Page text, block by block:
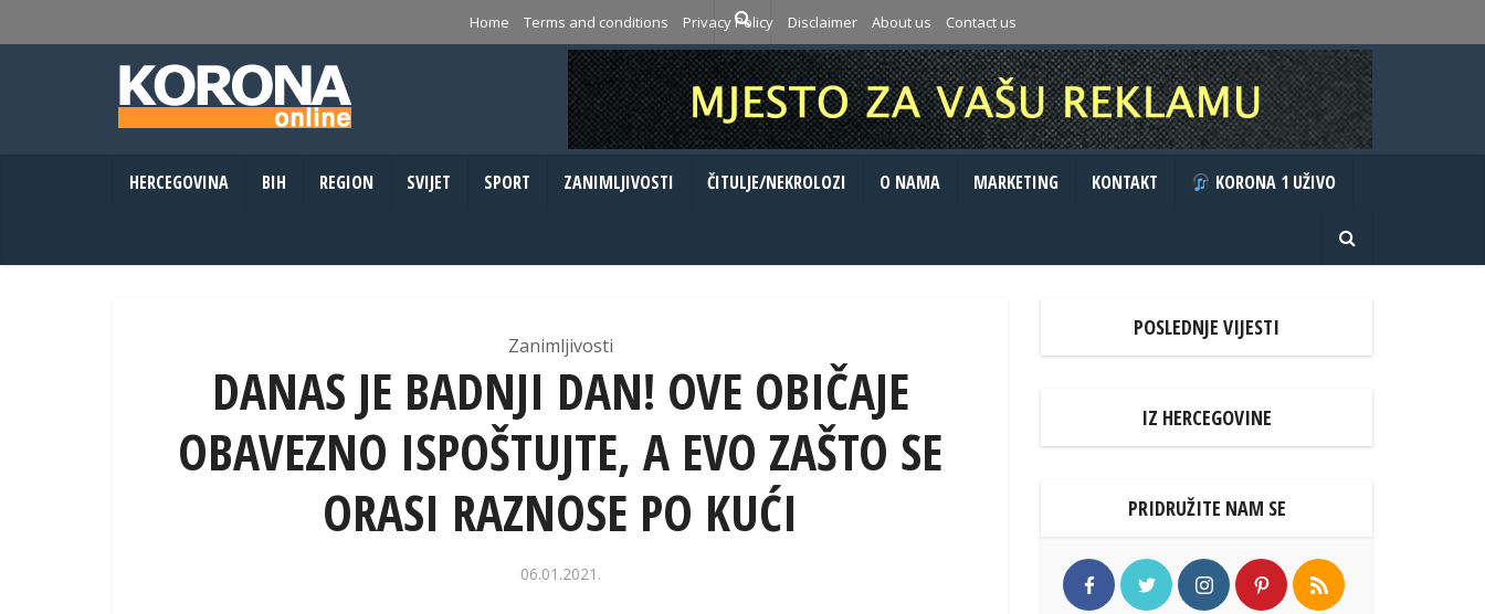
Home Terms and conditions Privacy Policy Disclaimer About us Contact us
HERCEGOVINA BIH REGION SVIJET SPORT ZANIMLJIVOSTI ČITULJE/NEKROLOZI O NAMA MARKETING KONTAKT KORONA 1 UŽIVO
Zanimljivosti
DANAS JE BADNJI DAN! OVE OBIČAJE
OBAVEZNO ISPOŠTUJTE, A EVO ZAŠTO SE
ORASI RAZNOSE PO KUĆI
06.01.2021.
POSLEDNJE VIJESTI
IZ HERCEGOVINE
PRIDRUŽITE NAM SE